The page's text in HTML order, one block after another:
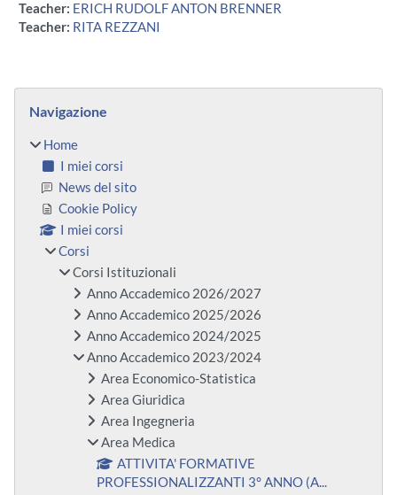
Teacher: ERICH RUDOLF ANTON BRENNER
Teacher: RITA REZZANI
Blocchi
Navigazione
Home
I miei corsi
News del sito
Cookie Policy
I miei corsi
Corsi
Corsi Istituzionali
Anno Accademico 2026/2027
Anno Accademico 2025/2026
Anno Accademico 2024/2025
Anno Accademico 2023/2024
Area Economico-Statistica
Area Giuridica
Area Ingegneria
Area Medica
ATTIVITA' FORMATIVE
PROFESSIONALIZZANTI 3° ANNO (A...